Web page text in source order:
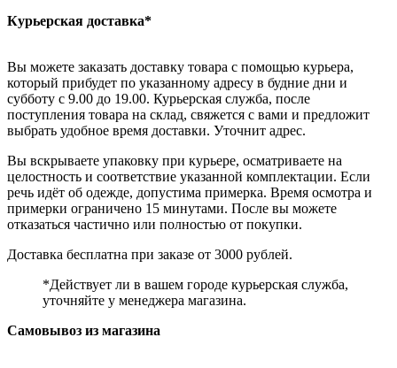
Курьерская доставка*
Вы можете заказать доставку товара с помощью курьера,
который прибудет по указанному адресу в будние дни и
субботу с 9.00 до 19.00. Курьерская служба, после
поступления товара на склад, свяжется с вами и предложит
выбрать удобное время доставки. Уточнит адрес.
Вы вскрываете упаковку при курьере, осматриваете на
целостность и соответствие указанной комплектации. Если
речь идёт об одежде, допустима примерка. Время осмотра и
примерки ограничено 15 минутами. После вы можете
отказаться частично или полностью от покупки.
Доставка бесплатна при заказе от 3000 рублей.
*Действует ли в вашем городе курьерская служба,
уточняйте у менеджера магазина.
Самовывоз из магазина